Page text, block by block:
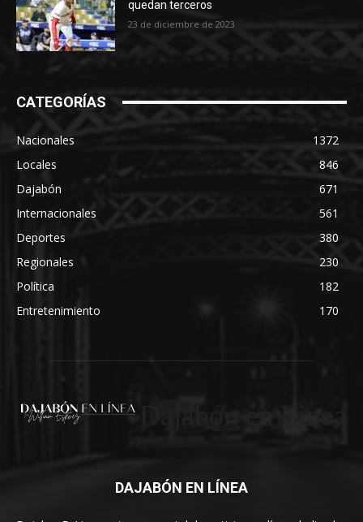
quedan terceros
23 de diciembre de 2023
CATEGORÍAS
Nacionales
1372
Locales
846
Dajabón
671
Internacionales
561
Deportes
380
Regionales
230
Política
182
Entretenimiento
170
DAJABÓN EN LÍNEA